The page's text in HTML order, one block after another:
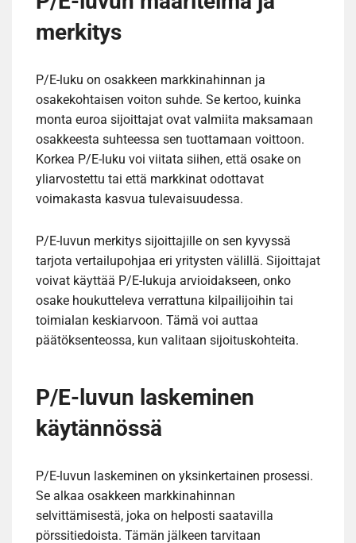
merkitys
P/E-luku on osakkeen markkinahinnan ja
osakekohtaisen voiton suhde. Se kertoo, kuinka
monta euroa sijoittajat ovat valmiita maksamaan
osakkeesta suhteessa sen tuottamaan voittoon.
Korkea P/E-luku voi viitata siihen, että osake on
yliarvostettu tai että markkinat odottavat
voimakasta kasvua tulevaisuudessa.
P/E-luvun merkitys sijoittajille on sen kyvyssä
tarjota vertailupohjaa eri yritysten välillä. Sijoittajat
voivat käyttää P/E-lukuja arvioidakseen, onko
osake houkutteleva verrattuna kilpailijoihin tai
toimialan keskiarvoon. Tämä voi auttaa
päätöksenteossa, kun valitaan sijoituskohteita.
P/E-luvun laskeminen
käytännössä
P/E-luvun laskeminen on yksinkertainen prosessi.
Se alkaa osakkeen markkinahinnan
selvittämisestä, joka on helposti saatavilla
pörssitiedoista. Tämän jälkeen tarvitaan